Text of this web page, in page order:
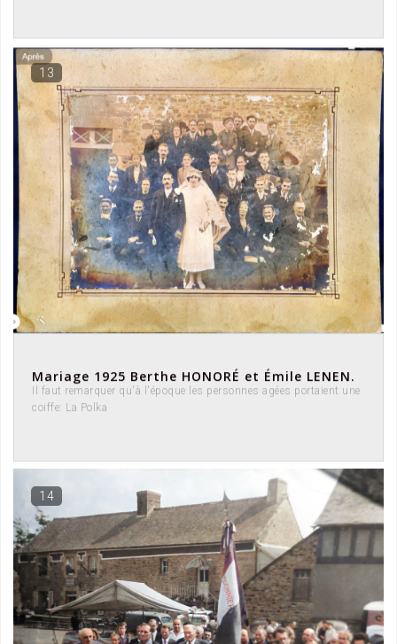
Mariage 1925 Berthe HONORÉ et Émile LENEN.
Il faut remarquer qu'à l'époque les personnes agées portaient une
coiffe: La Polka
13
14